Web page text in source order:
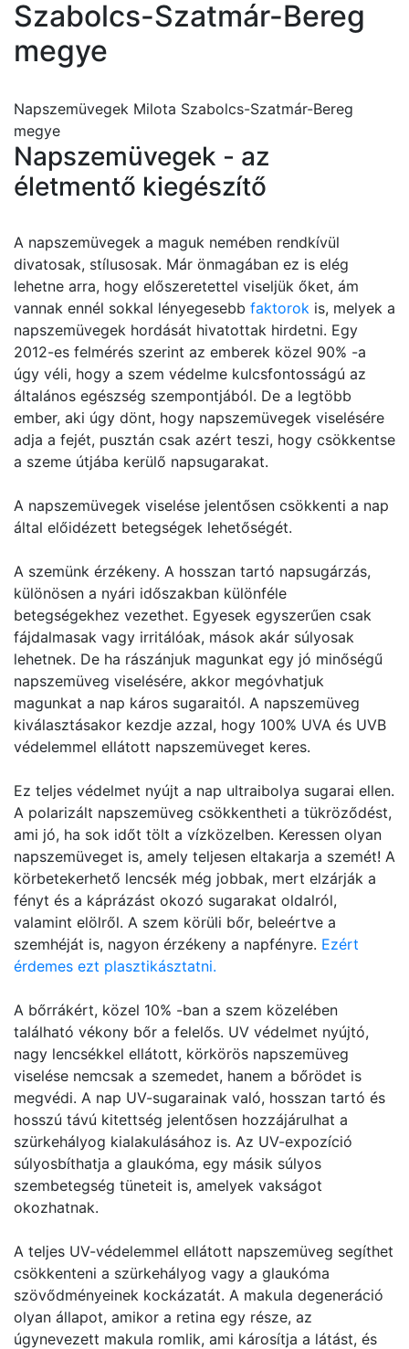
Szabolcs-Szatmár-Bereg
megye
Napszemüvegek Milota Szabolcs-Szatmár-Bereg
megye
Napszemüvegek - az
életmentő kiegészítő
A napszemüvegek a maguk nemében rendkívül
divatosak, stílusosak. Már önmagában ez is elég
lehetne arra, hogy előszeretettel viseljük őket, ám
vannak ennél sokkal lényegesebb faktorok is, melyek a
napszemüvegek hordását hivatottak hirdetni. Egy
2012-es felmérés szerint az emberek közel 90% -a
úgy véli, hogy a szem védelme kulcsfontosságú az
általános egészség szempontjából. De a legtöbb
ember, aki úgy dönt, hogy napszemüvegek viselésére
adja a fejét, pusztán csak azért teszi, hogy csökkentse
a szeme útjába kerülő napsugarakat.
A napszemüvegek viselése jelentősen csökkenti a nap
által előidézett betegségek lehetőségét.
A szemünk érzékeny. A hosszan tartó napsugárzás,
különösen a nyári időszakban különféle
betegségekhez vezethet. Egyesek egyszerűen csak
fájdalmasak vagy irritálóak, mások akár súlyosak
lehetnek. De ha rászánjuk magunkat egy jó minőségű
napszemüveg viselésére, akkor megóvhatjuk
magunkat a nap káros sugaraitól. A napszemüveg
kiválasztásakor kezdje azzal, hogy 100% UVA és UVB
védelemmel ellátott napszemüveget keres.
Ez teljes védelmet nyújt a nap ultraibolya sugarai ellen.
A polarizált napszemüveg csökkentheti a tükröződést,
ami jó, ha sok időt tölt a vízközelben. Keressen olyan
napszemüveget is, amely teljesen eltakarja a szemét! A
körbetekerhető lencsék még jobbak, mert elzárják a
fényt és a káprázást okozó sugarakat oldalról,
valamint elölről. A szem körüli bőr, beleértve a
szemhéját is, nagyon érzékeny a napfényre. Ezért
érdemes ezt plasztikásztatni.
A bőrrákért, közel 10% -ban a szem közelében
található vékony bőr a felelős. UV védelmet nyújtó,
nagy lencsékkel ellátott, körkörös napszemüveg
viselése nemcsak a szemedet, hanem a bőrödet is
megvédi. A nap UV-sugarainak való, hosszan tartó és
hosszú távú kitettség jelentősen hozzájárulhat a
szürkehályog kialakulásához is. Az UV-expozíció
súlyosbíthatja a glaukóma, egy másik súlyos
szembetegség tüneteit is, amelyek vakságot
okozhatnak.
A teljes UV-védelemmel ellátott napszemüveg segíthet
csökkenteni a szürkehályog vagy a glaukóma
szövődményeinek kockázatát. A makula degeneráció
olyan állapot, amikor a retina egy része, az
úgynevezett makula romlik, ami károsítja a látást, és